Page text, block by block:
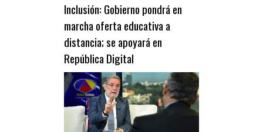
Inclusión: Gobierno pondrá en
marcha oferta educativa a
distancia; se apoyará en
República Digital